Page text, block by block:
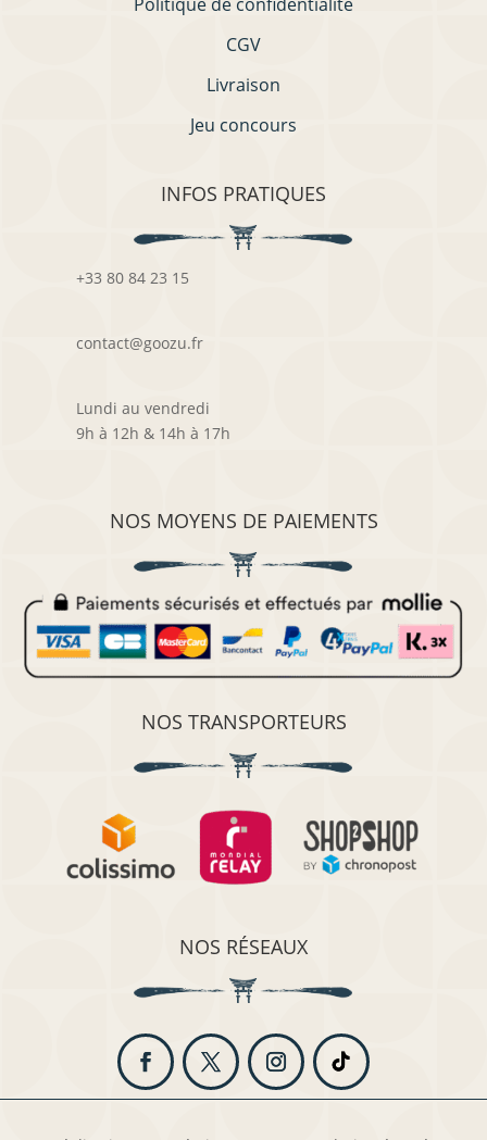
CGV
Livraison
Jeu concours
INFOS PRATIQUES
+33 80 84 23 15
contact@goozu.fr
Lundi au vendredi
9h à 12h & 14h à 17h
NOS MOYENS DE PAIEMENTS
NOS TRANSPORTEURS
NOS RÉSEAUX